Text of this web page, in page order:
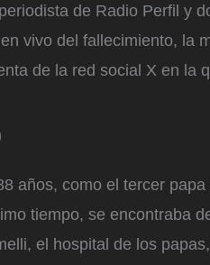
de Radio Perfil y
vivo del fallecimiento, la
de la red social X en la
años, como el tercer papa
tiempo, se encontraba
el hospital de los